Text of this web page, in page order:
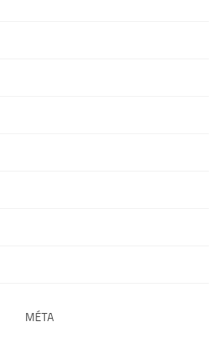
MÉTA